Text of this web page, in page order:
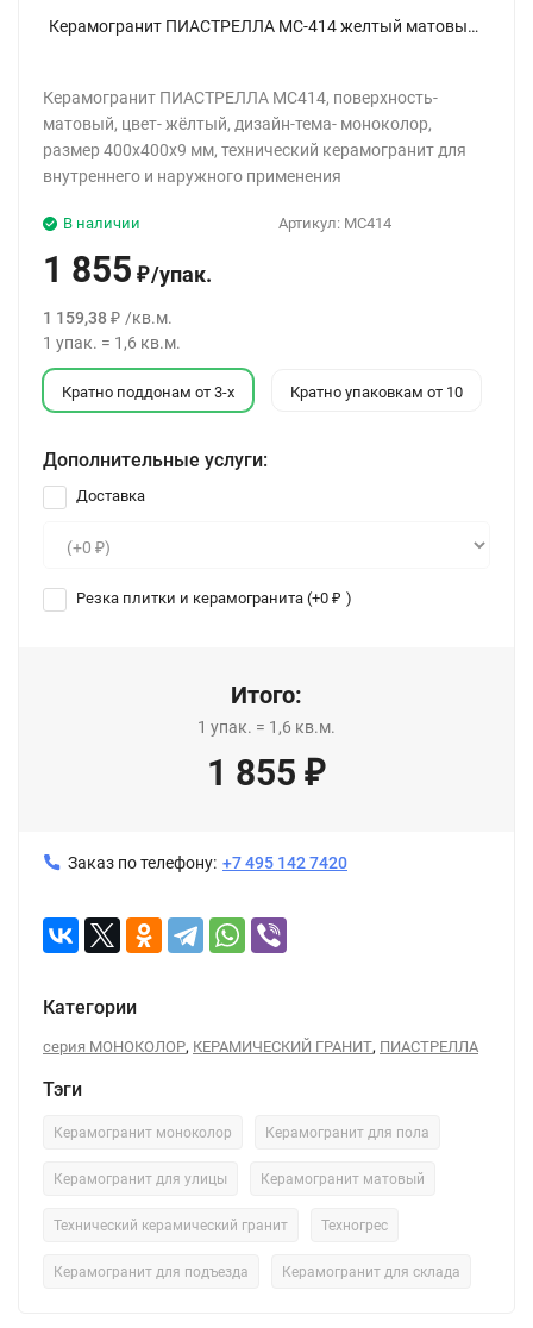
Керамогранит ПИАСТРЕЛЛА MC-414 желтый матовый 40x40
Керамогранит ПИАСТРЕЛЛА MC414, поверхность-
матовый, цвет- жёлтый, дизайн-тема- моноколор,
размер 400x400x9 мм, технический керамогранит для
внутреннего и наружного применения
Артикул: MC414
В наличии
1 855 ₽/упак.
1 159,38 ₽ /кв.м.
1 упак. = 1,6 кв.м.
Кратно поддонам от 3-х Кратно упаковкам от 10
Дополнительные услуги:
Доставка
Резка плитки и керамогранита (+0 ₽ )
Итого:
1 упак. = 1,6 кв.м.
1 855 ₽
Заказ по телефону: +7 495 142 7420
Категории
серия МОНОКОЛОР, КЕРАМИЧЕСКИЙ ГРАНИТ, ПИАСТРЕЛЛА
Тэги
Керамогранит моноколор Керамогранит для пола
Керамогранит для улицы Керамогранит матовый
Технический керамический гранит Техногрес
Керамогранит для подъезда Керамогранит для склада